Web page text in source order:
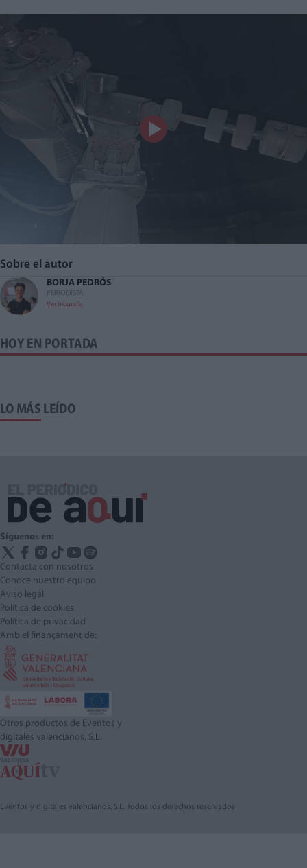
Sobre el autor
BORJA PEDRÓS
PERIODISTA
Ver biografía
HOY EN PORTADA
LO MÁS LEÍDO
Síguenos en:
Contacta con nosotros
Conoce nuestro equipo
Aviso legal
Política de cookies
Política de privacidad
Amb el finançament de:
Otros productos de Eventos y
digitales valencianos, S.L.
Eventos y digitales valencianos, S.L. Todos los derechos reservados